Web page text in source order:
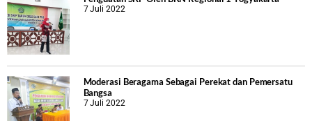
7 Juli 2022
Moderasi Beragama Sebagai Perekat dan Pemersatu
Bangsa
7 Juli 2022